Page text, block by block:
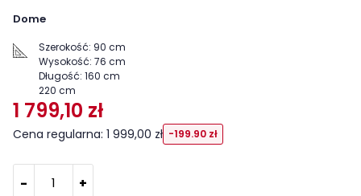
Dome
Szerokość: 90 cm
Wysokość: 76 cm
Długość: 160 cm
220 cm
1 799,10 zł
Cena regularna: 1 999,00 zł -199.90 zł
- +